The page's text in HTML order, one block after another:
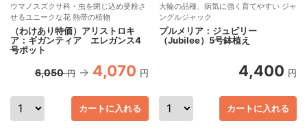
ウマノスズクサ科・虫を閉じ込め受粉さ
せるユニークな花 熱帯の植物
（わけあり特価）アリストロキ
ア：ギガンティア エレガンス4
号ポット
6,050 円 4,070 円
カートに入れる
大輪の品種、病気に強く育てやすい ジャ
ングルジャック
プルメリア：ジュビリー
（Jubilee）5号鉢植え
4,400 円
カートに入れる